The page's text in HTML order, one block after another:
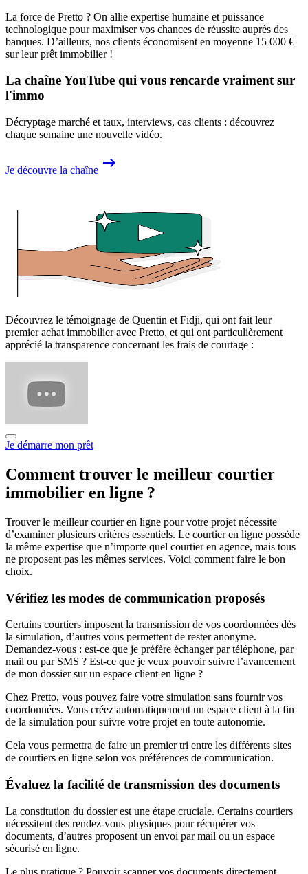
La force de Pretto ? On allie expertise humaine et puissance
technologique pour maximiser vos chances de réussite auprès des
banques. D’ailleurs, nos clients économisent en moyenne 15 000 €
sur leur prêt immobilier !
La chaîne YouTube qui vous rencarde vraiment sur
l'immo
Décryptage marché et taux, interviews, cas clients : découvrez
chaque semaine une nouvelle vidéo.
Je découvre la chaîne
Découvrez le témoignage de Quentin et Fidji, qui ont fait leur
premier achat immobilier avec Pretto, et qui ont particulièrement
apprécié la transparence concernant les frais de courtage :
Je démarre mon prêt
Comment trouver le meilleur courtier
immobilier en ligne ?
Trouver le meilleur courtier en ligne pour votre projet nécessite
d’examiner plusieurs critères essentiels. Le courtier en ligne possède
la même expertise que n’importe quel courtier en agence, mais tous
ne proposent pas les mêmes services. Voici comment faire le bon
choix.
Vérifiez les modes de communication proposés
Certains courtiers imposent la transmission de vos coordonnées dès
la simulation, d’autres vous permettent de rester anonyme.
Demandez-vous : est-ce que je préfère échanger par téléphone, par
mail ou par SMS ? Est-ce que je veux pouvoir suivre l’avancement
de mon dossier sur un espace client en ligne ?
Chez Pretto, vous pouvez faire votre simulation sans fournir vos
coordonnées. Vous créez automatiquement un espace client à la fin
de la simulation pour suivre votre projet en toute autonomie.
Cela vous permettra de faire un premier tri entre les différents sites
de courtiers en ligne selon vos préférences de communication.
Évaluez la facilité de transmission des documents
La constitution du dossier est une étape cruciale. Certains courtiers
nécessitent des rendez-vous physiques pour récupérer vos
documents, d’autres proposent un envoi par mail ou un espace
sécurisé en ligne.
Le plus pratique ? Pouvoir scanner vos documents directement